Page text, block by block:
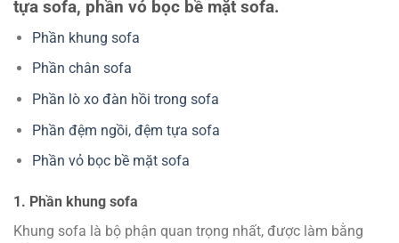
tựa sofa, phần vỏ bọc bề mặt sofa.
Phần khung sofa
Phần chân sofa
Phần lò xo đàn hồi trong sofa
Phần đệm ngồi, đệm tựa sofa
Phần vỏ bọc bề mặt sofa
1. Phần khung sofa
Khung sofa là bộ phận quan trọng nhất, được làm bằng